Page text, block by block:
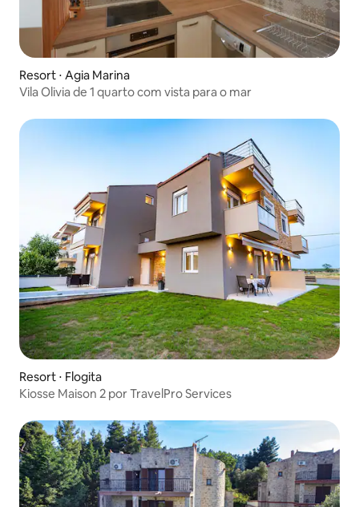
Resort ⋅ Agia Marina
Vila Olivia de 1 quarto com vista para o mar
Resort ⋅ Flogita
Kiosse Maison 2 por TravelPro Services